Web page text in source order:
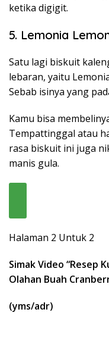
ketika digigit.
5. Lemonia
Satu lagi biskuit
lebaran, yaitu
Sebab isinya yang
Kamu bisa
Tempattinggal atau
rasa biskuit ini juga
manis gula.
Halaman 2 Untuk 2
Simak Video “Resep
Olahan Buah
(yms/adr)